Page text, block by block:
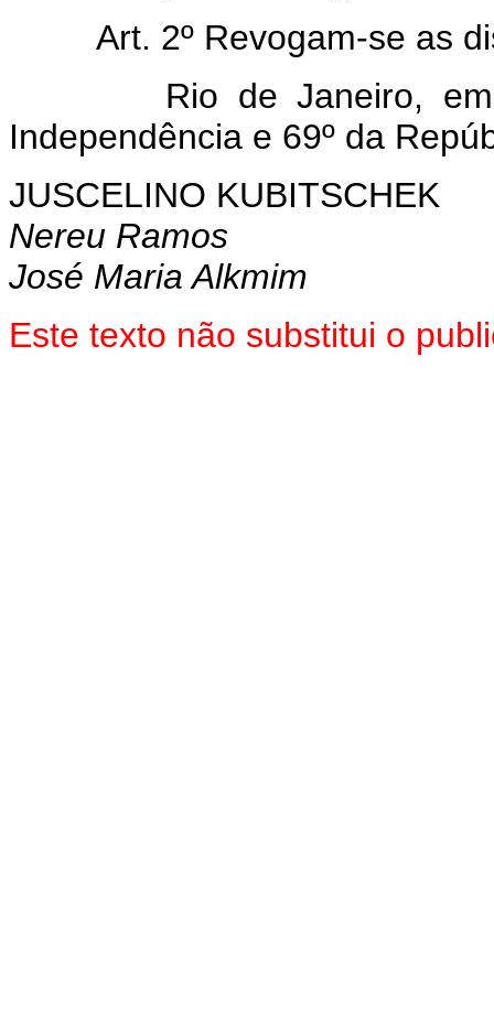
Art. 2º Revogam-se as
Rio de Janeiro, em 23
Independência e 69º da
JUSCELINO KUBITSCHEK
Nereu Ramos
José Maria Alkmim
Este texto não substitui o